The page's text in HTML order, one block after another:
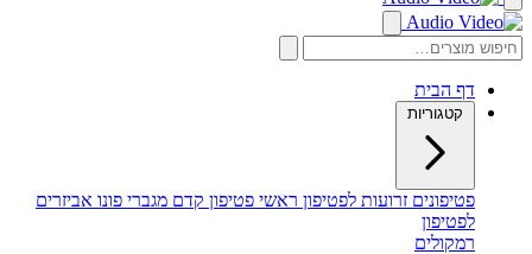
דף הבית
קטגוריות
פטיפונים זרועות לפטיפון ראשי פטיפון קדם מגברי פונו אביזרים
לפטיפון
רמקולים